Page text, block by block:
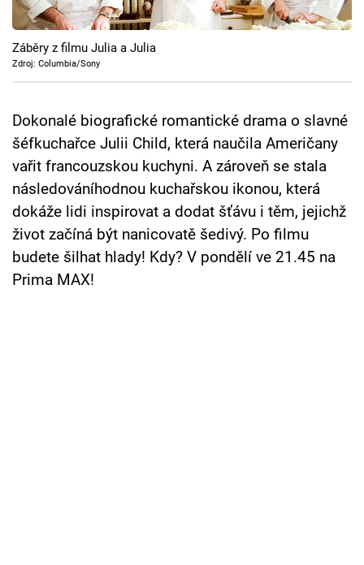
Cool Esport
Pořady
Sledujte prima+
Přihlášení
Záběry z filmu Julia a Julia
Zdroj: Columbia/Sony
Dokonalé biografické romantické drama o slavné
šéfkuchařce Julii Child, která naučila Američany
vařit francouzskou kuchyni. A zároveň se stala
následováníhodnou kuchařskou ikonou, která
dokáže lidi inspirovat a dodat šťávu i těm, jejichž
život začíná být nanicovatě šedivý. Po filmu
budete šilhat hlady! Kdy? V pondělí ve 21.45 na
Prima MAX!